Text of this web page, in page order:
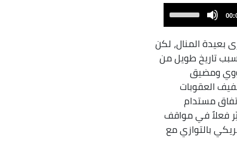
Player
Arrow
keys
to
بعيدة المنال، لكن
تاريخ طويل من
ومضيق
العقوبات
مستدام
فعلاً في مواقف
بالتوازي مع